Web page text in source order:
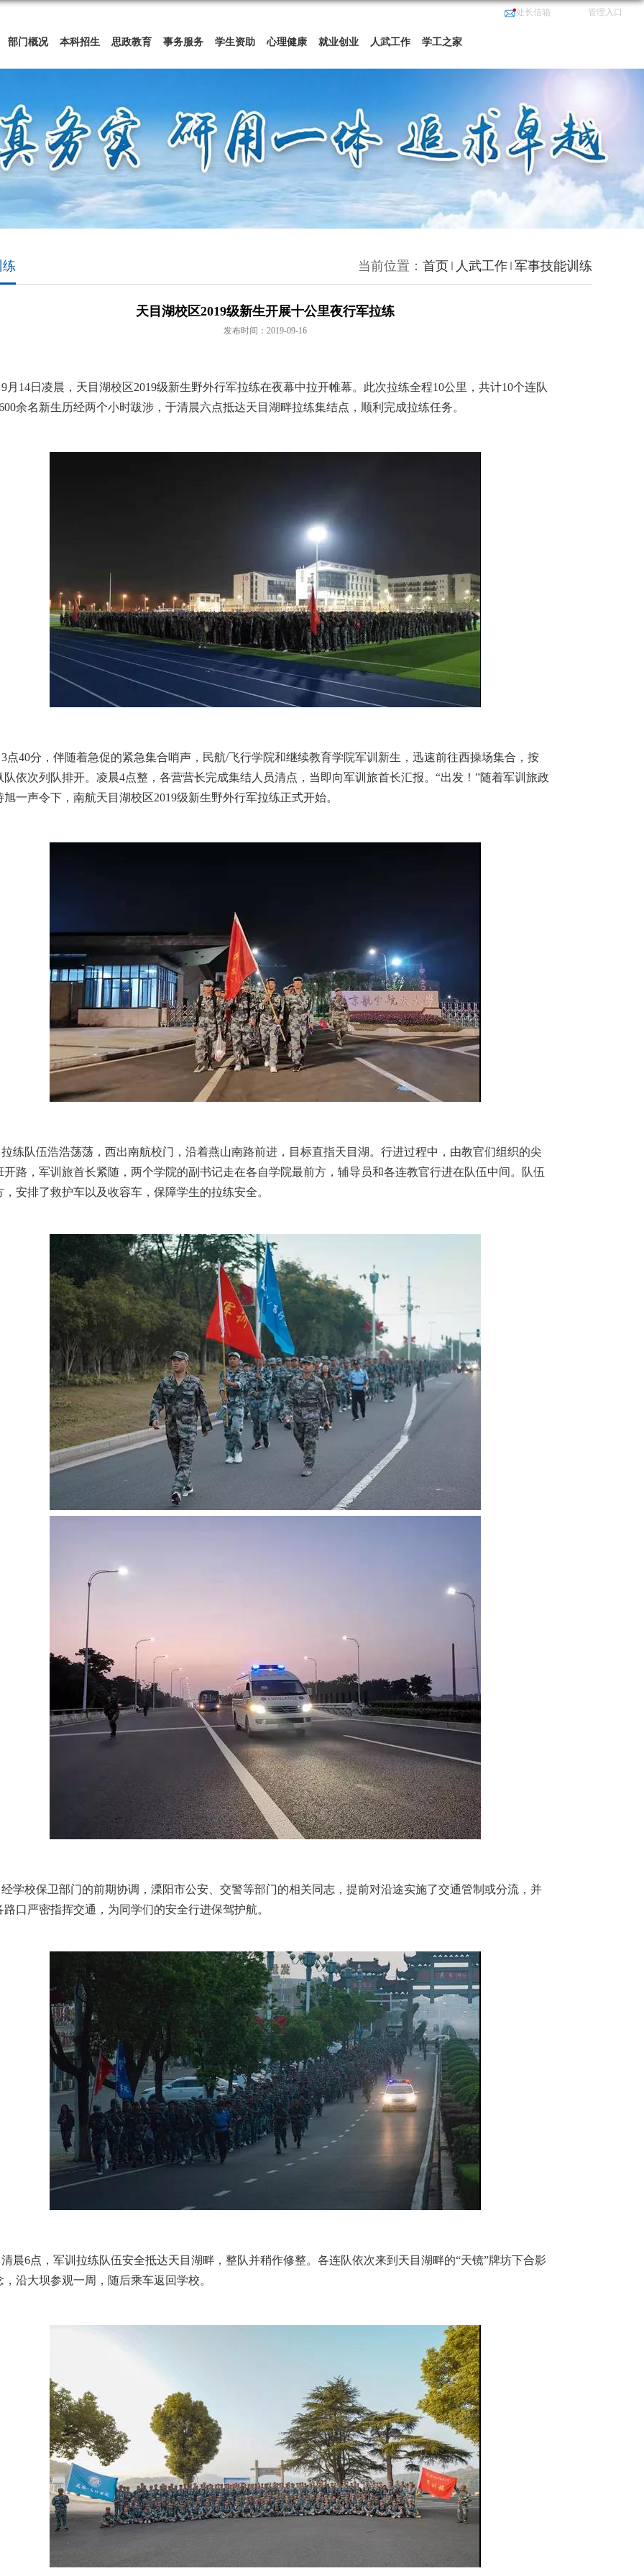
管理入口
处长信箱
部门概况 本科招生 思政教育 事务服务 学生资助 心理健康 就业创业 人武工作 学工之家
当前位置： 首页 人武工作 军事技能训练
天目湖校区2019级新生开展十公里夜行军拉练
发布时间：2019-09-16
9月14日凌晨，天目湖校区2019级新生野外行军拉练在夜幕中拉开帷幕。此次拉练全程10公里，共计10个连队
余名新生历经两个小时跋涉，于清晨六点抵达天目湖畔拉练集结点，顺利完成拉练任务。
3点40分，伴随着急促的紧急集合哨声，民航/飞行学院和继续教育学院军训新生，迅速前往西操场集合，按
队依次列队排开。凌晨4点整，各营营长完成集结人员清点，当即向军训旅首长汇报。“出发！”随着军训旅政
旭一声令下，南航天目湖校区2019级新生野外行军拉练正式开始。
拉练队伍浩浩荡荡，西出南航校门，沿着燕山南路前进，目标直指天目湖。行进过程中，由教官们组织的尖
开路，军训旅首长紧随，两个学院的副书记走在各自学院最前方，辅导员和各连教官行进在队伍中间。队伍
，安排了救护车以及收容车，保障学生的拉练安全。
经学校保卫部门的前期协调，溧阳市公安、交警等部门的相关同志，提前对沿途实施了交通管制或分流，并
路口严密指挥交通，为同学们的安全行进保驾护航。
清晨6点，军训拉练队伍安全抵达天目湖畔，整队并稍作修整。各连队依次来到天目湖畔的“天镜”牌坊下合影
，沿大坝参观一周，随后乘车返回学校。